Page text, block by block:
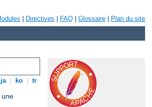
Directives FAQ Glossaire Plan du site
ja ko tr
une